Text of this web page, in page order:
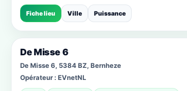
Fiche lieu Ville Puissance
De Misse 6
De Misse 6, 5384 BZ, Bernheze
Opérateur : EVnetNL